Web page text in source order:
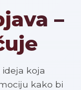
–
koja
kako bi